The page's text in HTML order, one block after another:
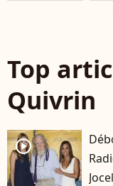
Top
Quivrin
player2